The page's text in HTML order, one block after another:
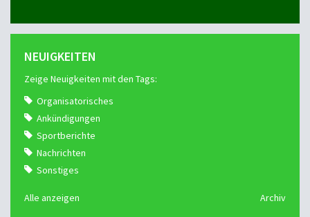
NEUIGKEITEN
Zeige Neuigkeiten mit den Tags:
Organisatorisches
Ankündigungen
Sportberichte
Nachrichten
Sonstiges
Alle anzeigen Archiv